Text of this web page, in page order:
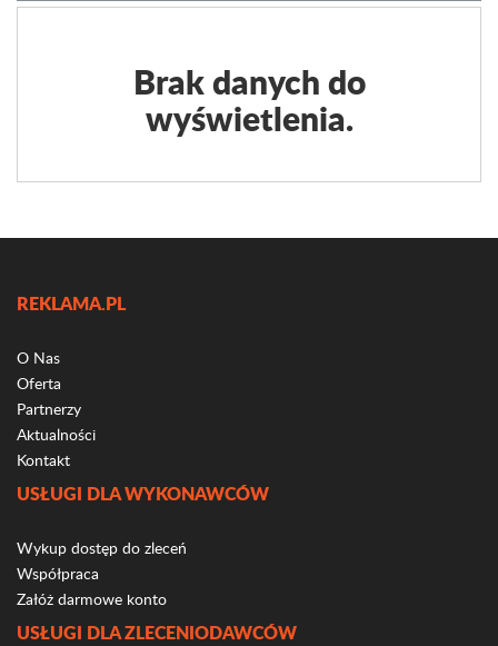
Brak danych do
wyświetlenia.
REKLAMA.PL
O Nas
Oferta
Partnerzy
Aktualności
Kontakt
USŁUGI DLA WYKONAWCÓW
Wykup dostęp do zleceń
Współpraca
Załóż darmowe konto
USŁUGI DLA ZLECENIODAWCÓW